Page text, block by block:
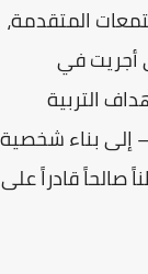
المتقدمة،
أجريت في
التربية
إلى بناء شخصية
صالحاً قادراً على